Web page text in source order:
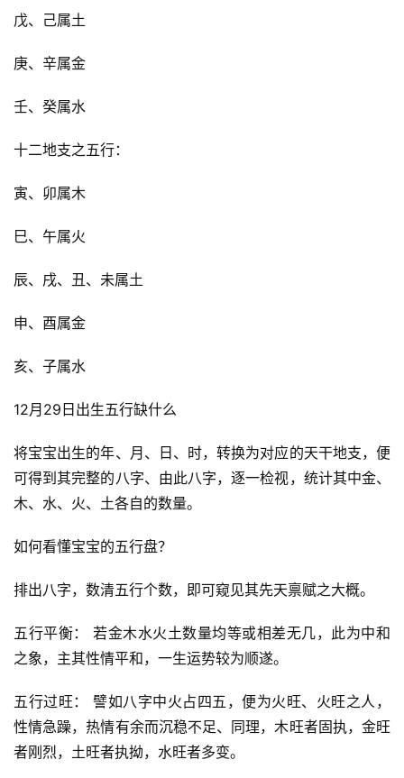
戊、己属土
庚、辛属金
壬、癸属水
十二地支之五行：
寅、卯属木
巳、午属火
辰、戌、丑、未属土
申、酉属金
亥、子属水
12月29日出生五行缺什么
将宝宝出生的年、月、日、时，转换为对应的天干地支，便
可得到其完整的八字、由此八字，逐一检视，统计其中金、
木、水、火、土各自的数量。
如何看懂宝宝的五行盘？
排出八字，数清五行个数，即可窥见其先天禀赋之大概。
五行平衡： 若金木水火土数量均等或相差无几，此为中和
之象，主其性情平和，一生运势较为顺遂。
五行过旺： 譬如八字中火占四五，便为火旺、火旺之人，
性情急躁，热情有余而沉稳不足、同理，木旺者固执，金旺
者刚烈，土旺者执拗，水旺者多变。